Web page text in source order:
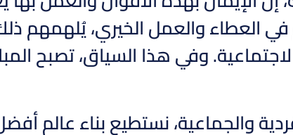
العطاء والعمل الخيري، يُلهمهم
وفي هذا السياق، تصبح
والجماعية، نستطيع بناء عالم